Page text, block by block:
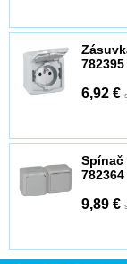
782395
6,92 €
Spínač
782364
9,89 €